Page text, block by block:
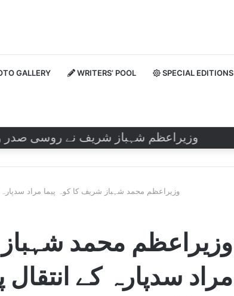
GALLERY WRITERS’ POOL SPECIAL EDITIONS
وزیراعظم شہباز شریف نے روسی صدر
وزیراعظم محمد شہباز شریف کا کوہ پیما مراد سدپارہ
وزیراعظم محمد
مراد سدپارہ کے انتقال